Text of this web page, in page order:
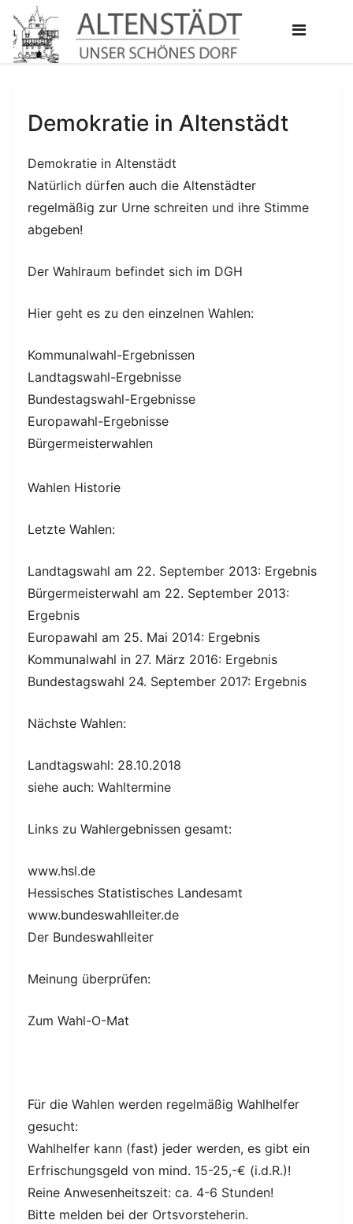
Demokratie in Altenstädt
Demokratie in Altenstädt
Natürlich dürfen auch die Altenstädter
regelmäßig zur Urne schreiten und ihre Stimme
abgeben!
Der Wahlraum befindet sich im DGH
Hier geht es zu den einzelnen Wahlen:
Kommunalwahl-Ergebnissen
Landtagswahl-Ergebnisse
Bundestagswahl-Ergebnisse
Europawahl-Ergebnisse
Bürgermeisterwahlen
Wahlen Historie
Letzte Wahlen:
Landtagswahl am 22. September 2013: Ergebnis
Bürgermeisterwahl am 22. September 2013:
Ergebnis
Europawahl am 25. Mai 2014: Ergebnis
Kommunalwahl in 27. März 2016: Ergebnis
Bundestagswahl 24. September 2017: Ergebnis
Nächste Wahlen:
Landtagswahl: 28.10.2018
siehe auch: Wahltermine
Links zu Wahlergebnissen gesamt:
www.hsl.de
Hessisches Statistisches Landesamt
www.bundeswahlleiter.de
Der Bundeswahlleiter
Meinung überprüfen:
Zum Wahl-O-Mat
Für die Wahlen werden regelmäßig Wahlhelfer
gesucht:
Wahlhelfer kann (fast) jeder werden, es gibt ein
Erfrischungsgeld von mind. 15-25,-€ (i.d.R.)!
Reine Anwesenheitszeit: ca. 4-6 Stunden!
Bitte melden bei der Ortsvorsteherin.